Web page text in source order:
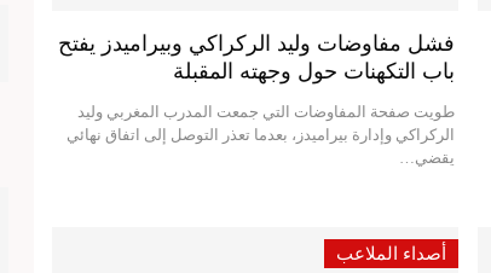
فشل مفاوضات وليد الركراكي وبيراميدز يفتح
باب التكهنات حول وجهته المقبلة
طويت صفحة المفاوضات التي جمعت المدرب المغربي وليد
الركراكي وإدارة بيراميدز، بعدما تعذر التوصل إلى اتفاق نهائي
يقضي…
أصداء الملاعب